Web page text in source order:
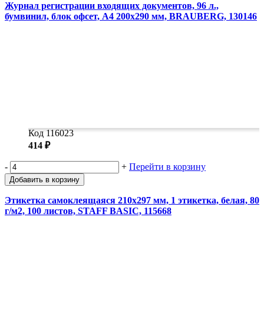
Журнал регистрации входящих документов, 96 л.,
бумвинил, блок офсет, А4 200х290 мм, BRAUBERG, 130146
Код 116023
414 ₽
- + Перейти в корзину
Добавить в корзину
Этикетка самоклеящаяся 210х297 мм, 1 этикетка, белая, 80
г/м2, 100 листов, STAFF BASIC, 115668